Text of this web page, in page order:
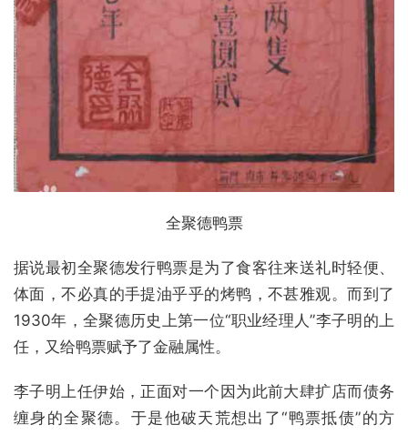
全聚德鸭票
据说最初全聚德发行鸭票是为了食客往来送礼时轻便、
体面，不必真的手提油乎乎的烤鸭，不甚雅观。而到了
1930年，全聚德历史上第一位“职业经理人”李子明的上
任，又给鸭票赋予了金融属性。
李子明上任伊始，正面对一个因为此前大肆扩店而债务
缠身的全聚德。于是他破天荒想出了“鸭票抵债”的方